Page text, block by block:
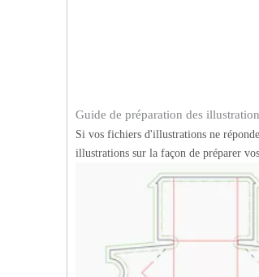
Guide de préparation des
Si vos fichiers d'illustrations ne
illustrations sur la façon de préparer